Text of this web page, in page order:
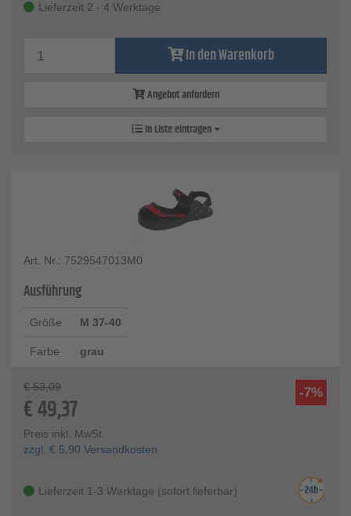
Lieferzeit 2 - 4 Werktage
In den Warenkorb
Angebot anfordern
In Liste eintragen
Art. Nr.: 7529547013M0
Ausführung
Größe M 37-40
Farbe grau
-7%
€ 53,09
€49,37
Preis inkl. MwSt.
zzgl. € 5,90 Versandkosten
Lieferzeit 1-3 Werktage (sofort lieferbar)